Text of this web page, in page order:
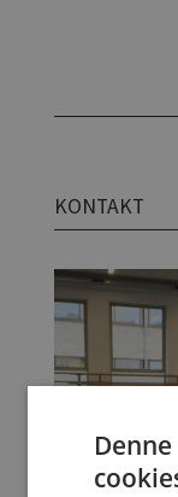
KONTAKT